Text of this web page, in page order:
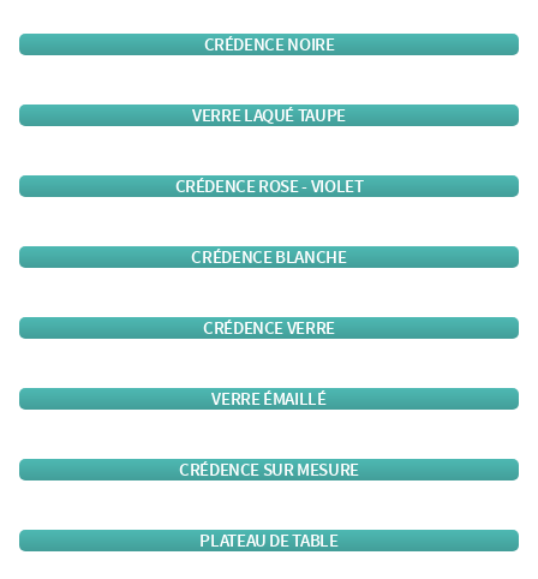
CRÉDENCE NOIRE
VERRE LAQUÉ TAUPE
CRÉDENCE ROSE - VIOLET
CRÉDENCE BLANCHE
CRÉDENCE VERRE
VERRE ÉMAILLÉ
CRÉDENCE SUR MESURE
PLATEAU DE TABLE